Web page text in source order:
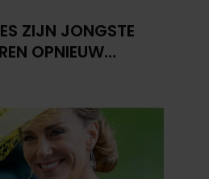
ZIJN JONGSTE
OPNIEUW